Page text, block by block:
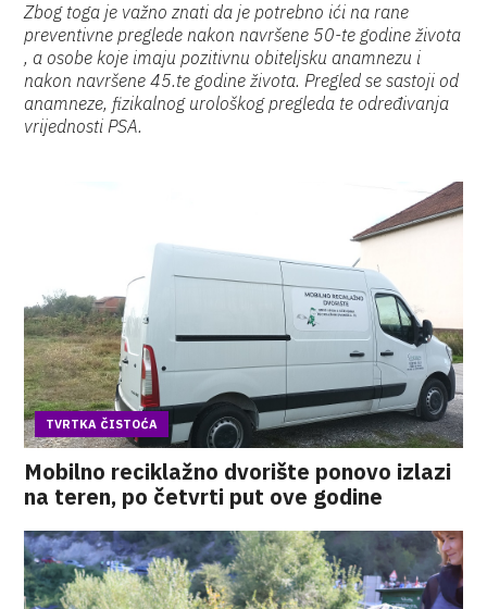
Zbog toga je važno znati da je potrebno ići na rane
preventivne preglede nakon navršene 50-te godine života
, a osobe koje imaju pozitivnu obiteljsku anamnezu i
nakon navršene 45.te godine života. Pregled se sastoji od
anamneze, fizikalnog urološkog pregleda te određivanja
vrijednosti PSA.
TVRTKA ČISTOĆA
Mobilno reciklažno dvorište ponovo izlazi
na teren, po četvrti put ove godine